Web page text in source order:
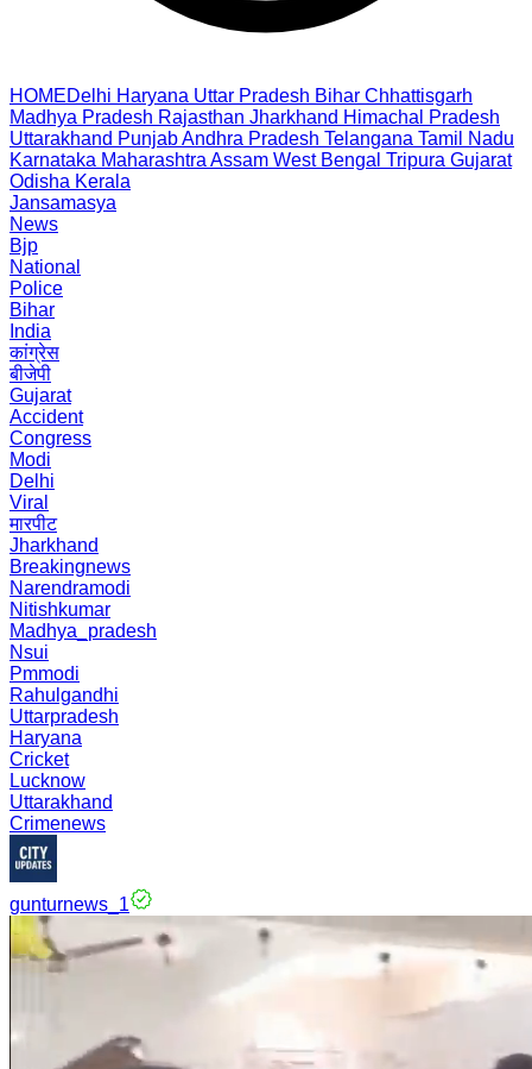
HOMEDelhi Haryana Uttar Pradesh Bihar Chhattisgarh
Madhya Pradesh Rajasthan Jharkhand Himachal Pradesh
Uttarakhand PunjabAndhra Pradesh Telangana Tamil Nadu
Karnataka Maharashtra Assam West Bengal Tripura Gujarat
Odisha Kerala
Jansamasya
News
Bjp
National
Police
Bihar
India
कांग्रेस
बीजेपी
Gujarat
Accident
Congress
Modi
Delhi
Viral
मारपीट
Jharkhand
Breakingnews
Narendramodi
Nitishkumar
Madhya_pradesh
Nsui
Pmmodi
Rahulgandhi
Uttarpradesh
Haryana
Cricket
Lucknow
Uttarakhand
Crimenews
gunturnews_1